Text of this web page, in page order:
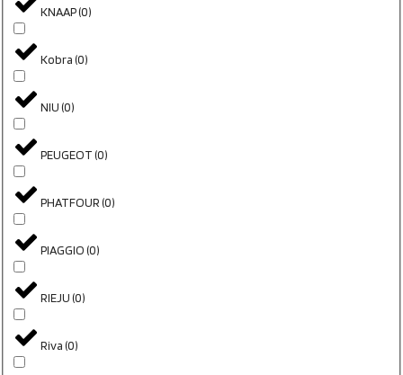
KNAAP(0)
Kobra(0)
NIU(0)
PEUGEOT(0)
PHATFOUR(0)
PIAGGIO(0)
RIEJU(0)
Riva(0)